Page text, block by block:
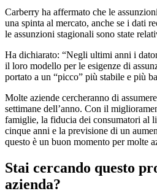
Carberry ha affermato che le
una spinta al mercato, anche se i dati
le assunzioni stagionali sono state
Ha dichiarato: “Negli ultimi anni i
il loro modello per le esigenze di
portato a un “picco” più stabile e più
Molte aziende cercheranno di
settimane dell’anno. Con il
famiglie, la fiducia dei consumatori al
cinque anni e la previsione di un
questo è un buon momento per molte
Stai cercando questo
azienda?